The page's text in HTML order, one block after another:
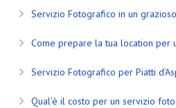
Servizio Fotografico in un
Come prepare la tua location per
Servizio Fotografico per Piatti
Qual’è il costo per un servizio